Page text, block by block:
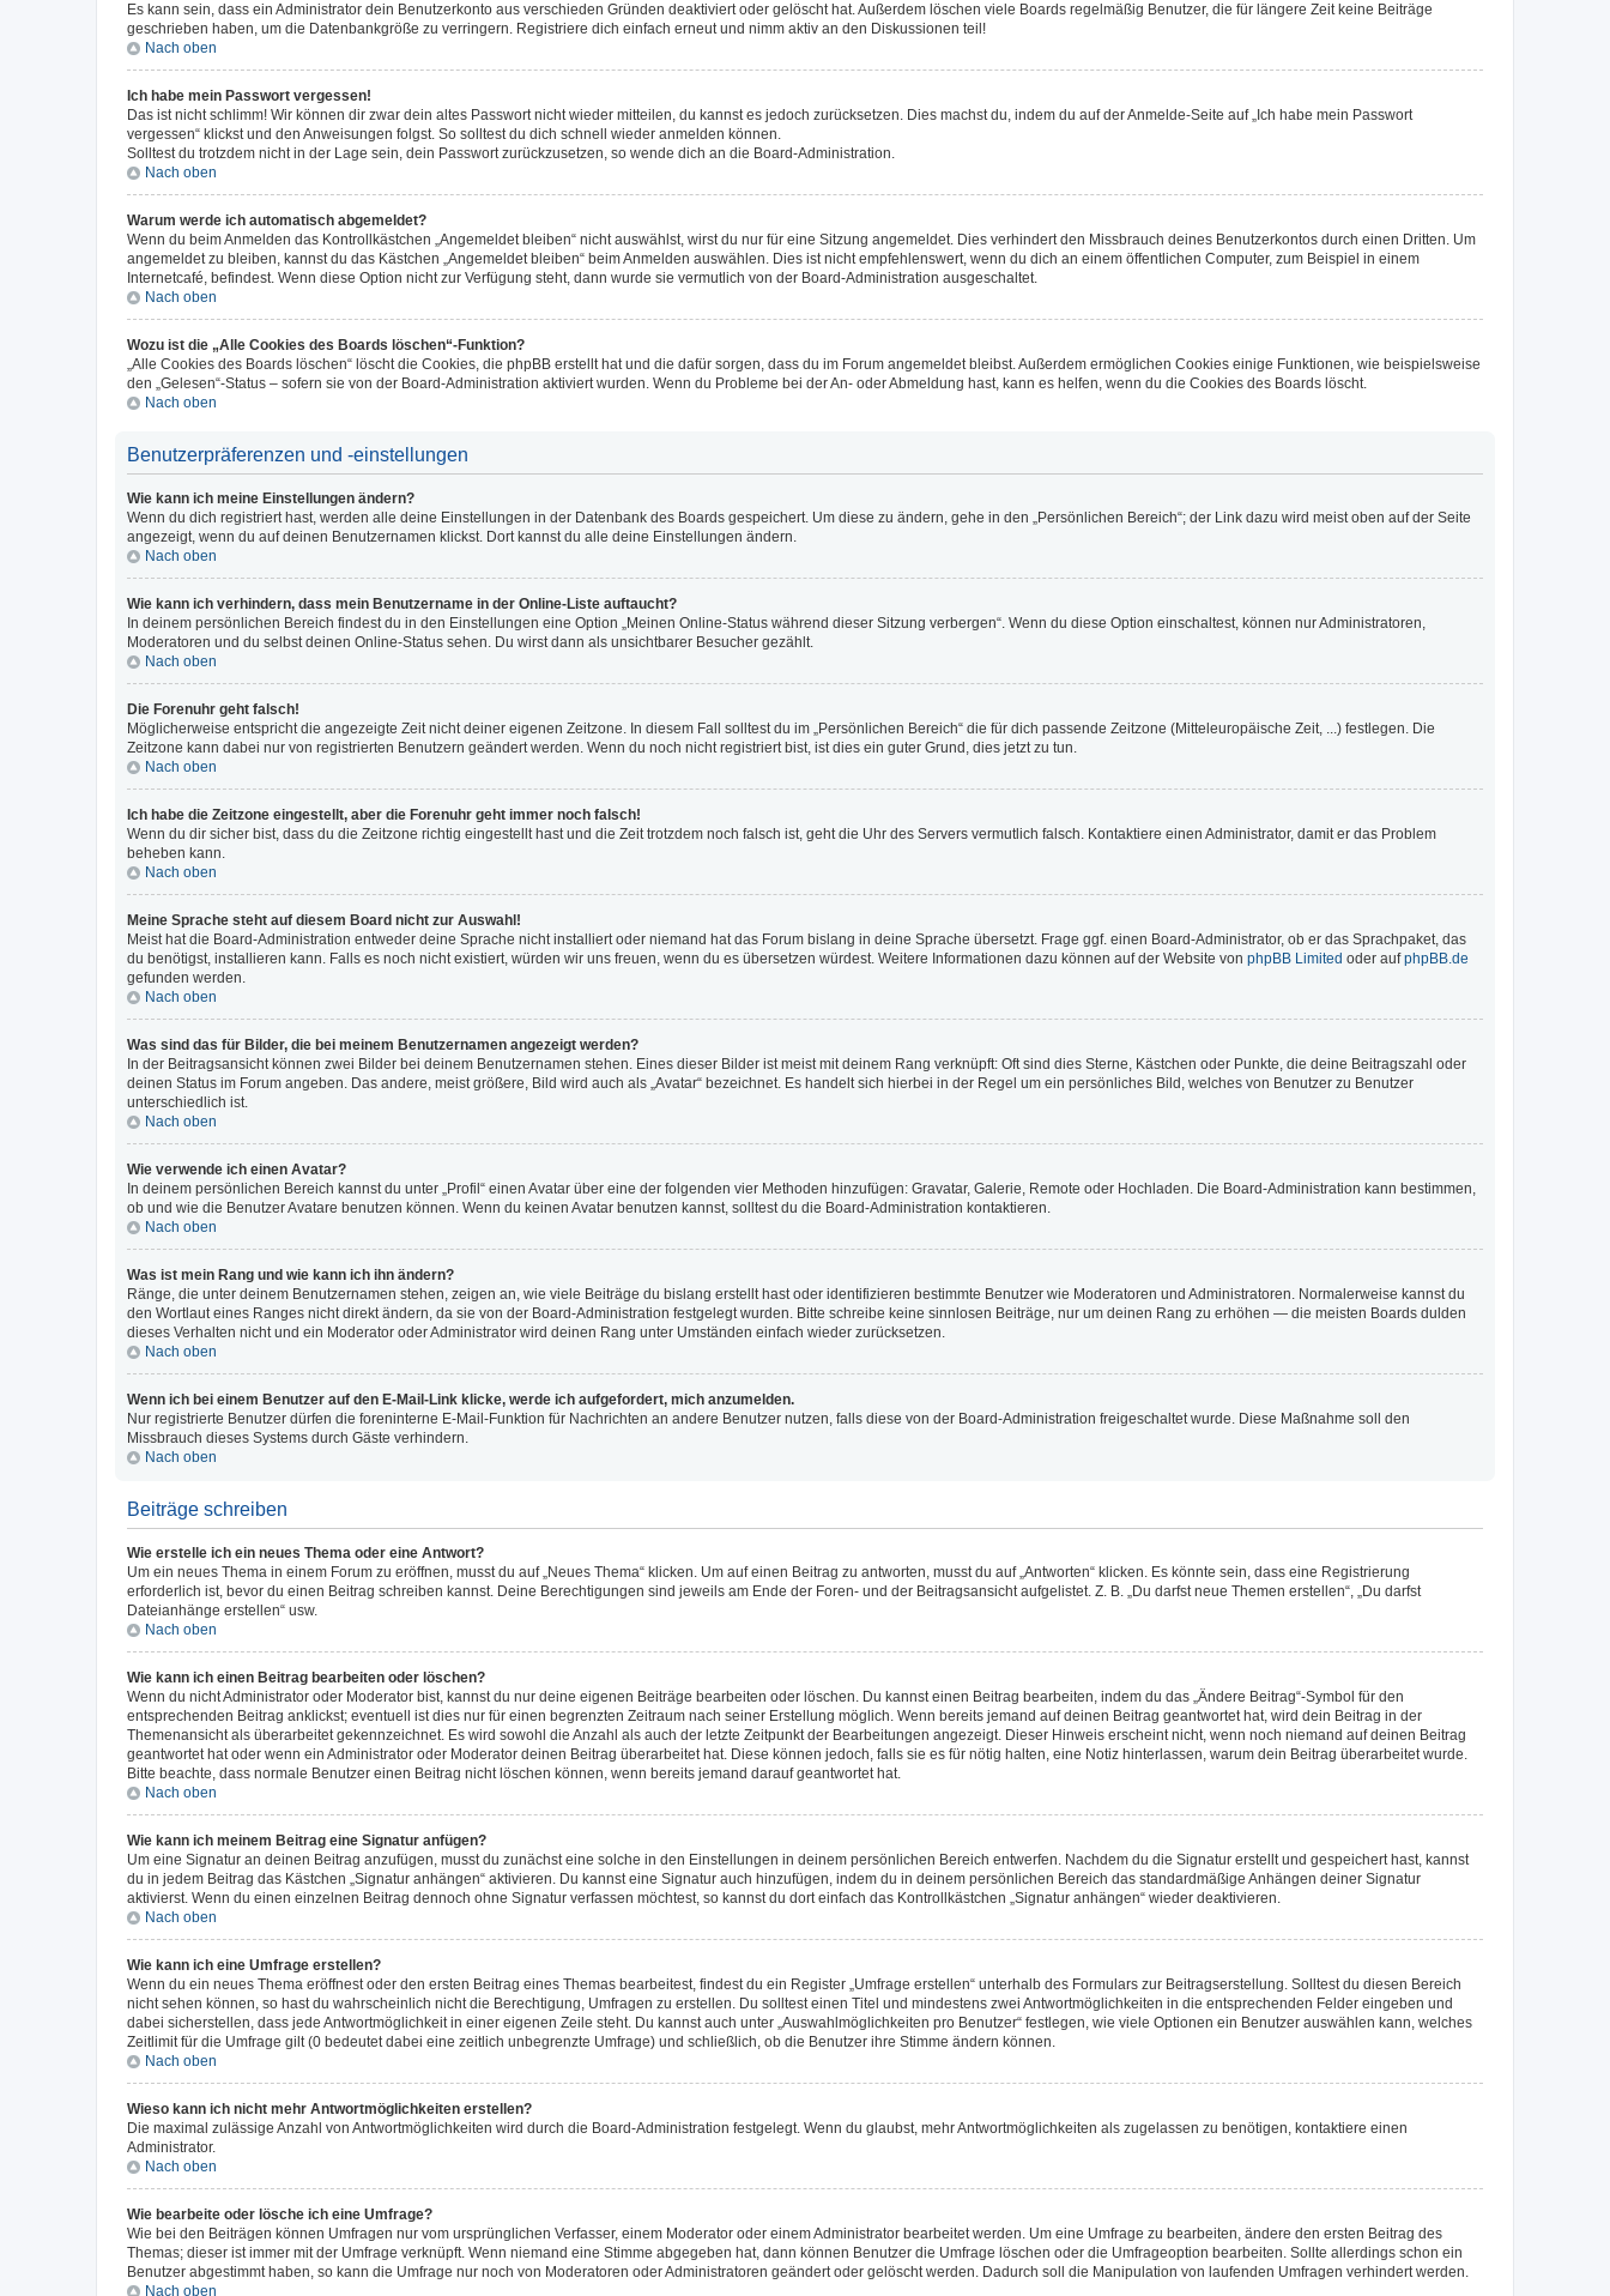
Es kann sein, dass ein Administrator dein Benutzerkonto aus verschieden Gründen deaktiviert oder gelöscht hat. Außerdem löschen viele Boards regelmäßig Benutzer, die für längere Zeit keine Beiträge
geschrieben haben, um die Datenbankgröße zu verringern. Registriere dich einfach erneut und nimm aktiv an den Diskussionen teil!
Nach oben
Ich habe mein Passwort vergessen!
Das ist nicht schlimm! Wir können dir zwar dein altes Passwort nicht wieder mitteilen, du kannst es jedoch zurücksetzen. Dies machst du, indem du auf der Anmelde-Seite auf „Ich habe mein Passwort
vergessen“ klickst und den Anweisungen folgst. So solltest du dich schnell wieder anmelden können.
Solltest du trotzdem nicht in der Lage sein, dein Passwort zurückzusetzen, so wende dich an die Board-Administration.
Nach oben
Warum werde ich automatisch abgemeldet?
Wenn du beim Anmelden das Kontrollkästchen „Angemeldet bleiben“ nicht auswählst, wirst du nur für eine Sitzung angemeldet. Dies verhindert den Missbrauch deines Benutzerkontos durch einen Dritten. Um
angemeldet zu bleiben, kannst du das Kästchen „Angemeldet bleiben“ beim Anmelden auswählen. Dies ist nicht empfehlenswert, wenn du dich an einem öffentlichen Computer, zum Beispiel in einem
Internetcafé, befindest. Wenn diese Option nicht zur Verfügung steht, dann wurde sie vermutlich von der Board-Administration ausgeschaltet.
Nach oben
Wozu ist die „Alle Cookies des Boards löschen“-Funktion?
„Alle Cookies des Boards löschen“ löscht die Cookies, die phpBB erstellt hat und die dafür sorgen, dass du im Forum angemeldet bleibst. Außerdem ermöglichen Cookies einige Funktionen, wie beispielsweise
den „Gelesen“-Status – sofern sie von der Board-Administration aktiviert wurden. Wenn du Probleme bei der An- oder Abmeldung hast, kann es helfen, wenn du die Cookies des Boards löscht.
Nach oben
Benutzerpräferenzen und -einstellungen
Wie kann ich meine Einstellungen ändern?
Wenn du dich registriert hast, werden alle deine Einstellungen in der Datenbank des Boards gespeichert. Um diese zu ändern, gehe in den „Persönlichen Bereich“; der Link dazu wird meist oben auf der Seite
angezeigt, wenn du auf deinen Benutzernamen klickst. Dort kannst du alle deine Einstellungen ändern.
Nach oben
Wie kann ich verhindern, dass mein Benutzername in der Online-Liste auftaucht?
In deinem persönlichen Bereich findest du in den Einstellungen eine Option „Meinen Online-Status während dieser Sitzung verbergen“. Wenn du diese Option einschaltest, können nur Administratoren,
Moderatoren und du selbst deinen Online-Status sehen. Du wirst dann als unsichtbarer Besucher gezählt.
Nach oben
Die Forenuhr geht falsch!
Möglicherweise entspricht die angezeigte Zeit nicht deiner eigenen Zeitzone. In diesem Fall solltest du im „Persönlichen Bereich“ die für dich passende Zeitzone (Mitteleuropäische Zeit, ...) festlegen. Die
Zeitzone kann dabei nur von registrierten Benutzern geändert werden. Wenn du noch nicht registriert bist, ist dies ein guter Grund, dies jetzt zu tun.
Nach oben
Ich habe die Zeitzone eingestellt, aber die Forenuhr geht immer noch falsch!
Wenn du dir sicher bist, dass du die Zeitzone richtig eingestellt hast und die Zeit trotzdem noch falsch ist, geht die Uhr des Servers vermutlich falsch. Kontaktiere einen Administrator, damit er das Problem
beheben kann.
Nach oben
Meine Sprache steht auf diesem Board nicht zur Auswahl!
Meist hat die Board-Administration entweder deine Sprache nicht installiert oder niemand hat das Forum bislang in deine Sprache übersetzt. Frage ggf. einen Board-Administrator, ob er das Sprachpaket, das
du benötigst, installieren kann. Falls es noch nicht existiert, würden wir uns freuen, wenn du es übersetzen würdest. Weitere Informationen dazu können auf der Website von phpBB Limited oder aufphpBB.de
gefunden werden.
Nach oben
Was sind das für Bilder, die bei meinem Benutzernamen angezeigt werden?
In der Beitragsansicht können zwei Bilder bei deinem Benutzernamen stehen. Eines dieser Bilder ist meist mit deinem Rang verknüpft: Oft sind dies Sterne, Kästchen oder Punkte, die deine Beitragszahl oder
deinen Status im Forum angeben. Das andere, meist größere, Bild wird auch als „Avatar“ bezeichnet. Es handelt sich hierbei in der Regel um ein persönliches Bild, welches von Benutzer zu Benutzer
unterschiedlich ist.
Nach oben
Wie verwende ich einen Avatar?
In deinem persönlichen Bereich kannst du unter „Profil“ einen Avatar über eine der folgenden vier Methoden hinzufügen: Gravatar, Galerie, Remote oder Hochladen. Die Board-Administration kann bestimmen,
ob und wie die Benutzer Avatare benutzen können. Wenn du keinen Avatar benutzen kannst, solltest du die Board-Administration kontaktieren.
Nach oben
Was ist mein Rang und wie kann ich ihn ändern?
Ränge, die unter deinem Benutzernamen stehen, zeigen an, wie viele Beiträge du bislang erstellt hast oder identifizieren bestimmte Benutzer wie Moderatoren und Administratoren. Normalerweise kannst du
den Wortlaut eines Ranges nicht direkt ändern, da sie von der Board-Administration festgelegt wurden. Bitte schreibe keine sinnlosen Beiträge, nur um deinen Rang zu erhöhen — die meisten Boards dulden
dieses Verhalten nicht und ein Moderator oder Administrator wird deinen Rang unter Umständen einfach wieder zurücksetzen.
Nach oben
Wenn ich bei einem Benutzer auf den E-Mail-Link klicke, werde ich aufgefordert, mich anzumelden.
Nur registrierte Benutzer dürfen die foreninterne E-Mail-Funktion für Nachrichten an andere Benutzer nutzen, falls diese von der Board-Administration freigeschaltet wurde. Diese Maßnahme soll den
Missbrauch dieses Systems durch Gäste verhindern.
Nach oben
Beiträge schreiben
Wie erstelle ich ein neues Thema oder eine Antwort?
Um ein neues Thema in einem Forum zu eröffnen, musst du auf „Neues Thema“ klicken. Um auf einen Beitrag zu antworten, musst du auf „Antworten“ klicken. Es könnte sein, dass eine Registrierung
erforderlich ist, bevor du einen Beitrag schreiben kannst. Deine Berechtigungen sind jeweils am Ende der Foren- und der Beitragsansicht aufgelistet. Z. B. „Du darfst neue Themen erstellen“, „Du darfst
Dateianhänge erstellen“ usw.
Nach oben
Wie kann ich einen Beitrag bearbeiten oder löschen?
Wenn du nicht Administrator oder Moderator bist, kannst du nur deine eigenen Beiträge bearbeiten oder löschen. Du kannst einen Beitrag bearbeiten, indem du das „Ändere Beitrag“-Symbol für den
entsprechenden Beitrag anklickst; eventuell ist dies nur für einen begrenzten Zeitraum nach seiner Erstellung möglich. Wenn bereits jemand auf deinen Beitrag geantwortet hat, wird dein Beitrag in der
Themenansicht als überarbeitet gekennzeichnet. Es wird sowohl die Anzahl als auch der letzte Zeitpunkt der Bearbeitungen angezeigt. Dieser Hinweis erscheint nicht, wenn noch niemand auf deinen Beitrag
geantwortet hat oder wenn ein Administrator oder Moderator deinen Beitrag überarbeitet hat. Diese können jedoch, falls sie es für nötig halten, eine Notiz hinterlassen, warum dein Beitrag überarbeitet wurde.
Bitte beachte, dass normale Benutzer einen Beitrag nicht löschen können, wenn bereits jemand darauf geantwortet hat.
Nach oben
Wie kann ich meinem Beitrag eine Signatur anfügen?
Um eine Signatur an deinen Beitrag anzufügen, musst du zunächst eine solche in den Einstellungen in deinem persönlichen Bereich entwerfen. Nachdem du die Signatur erstellt und gespeichert hast, kannst
du in jedem Beitrag das Kästchen „Signatur anhängen“ aktivieren. Du kannst eine Signatur auch hinzufügen, indem du in deinem persönlichen Bereich das standardmäßige Anhängen deiner Signatur
aktivierst. Wenn du einen einzelnen Beitrag dennoch ohne Signatur verfassen möchtest, so kannst du dort einfach das Kontrollkästchen „Signatur anhängen“ wieder deaktivieren.
Nach oben
Wie kann ich eine Umfrage erstellen?
Wenn du ein neues Thema eröffnest oder den ersten Beitrag eines Themas bearbeitest, findest du ein Register „Umfrage erstellen“ unterhalb des Formulars zur Beitragserstellung. Solltest du diesen Bereich
nicht sehen können, so hast du wahrscheinlich nicht die Berechtigung, Umfragen zu erstellen. Du solltest einen Titel und mindestens zwei Antwortmöglichkeiten in die entsprechenden Felder eingeben und
dabei sicherstellen, dass jede Antwortmöglichkeit in einer eigenen Zeile steht. Du kannst auch unter „Auswahlmöglichkeiten pro Benutzer“ festlegen, wie viele Optionen ein Benutzer auswählen kann, welches
Zeitlimit für die Umfrage gilt (0 bedeutet dabei eine zeitlich unbegrenzte Umfrage) und schließlich, ob die Benutzer ihre Stimme ändern können.
Nach oben
Wieso kann ich nicht mehr Antwortmöglichkeiten erstellen?
Die maximal zulässige Anzahl von Antwortmöglichkeiten wird durch die Board-Administration festgelegt. Wenn du glaubst, mehr Antwortmöglichkeiten als zugelassen zu benötigen, kontaktiere einen
Administrator.
Nach oben
Wie bearbeite oder lösche ich eine Umfrage?
Wie bei den Beiträgen können Umfragen nur vom ursprünglichen Verfasser, einem Moderator oder einem Administrator bearbeitet werden. Um eine Umfrage zu bearbeiten, ändere den ersten Beitrag des
Themas; dieser ist immer mit der Umfrage verknüpft. Wenn niemand eine Stimme abgegeben hat, dann können Benutzer die Umfrage löschen oder die Umfrageoption bearbeiten. Sollte allerdings schon ein
Benutzer abgestimmt haben, so kann die Umfrage nur noch von Moderatoren oder Administratoren geändert oder gelöscht werden. Dadurch soll die Manipulation von laufenden Umfragen verhindert werden.
Nach oben